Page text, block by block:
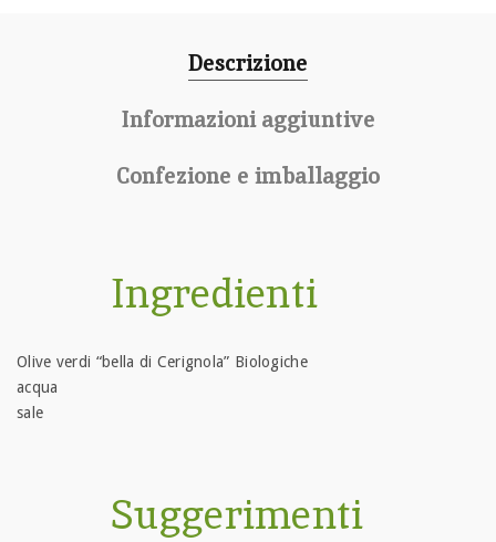
Descrizione
Informazioni aggiuntive
Confezione e imballaggio
Ingredienti
Olive verdi “bella di Cerignola” Biologiche
acqua
sale
Suggerimenti